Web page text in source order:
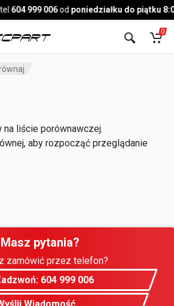
604 999 006od poniedziałku do piątku
0
liście porównawczej.
aby rozpocząć przeglądanie
Masz pytania?
zamówić przez telefon?
604 999 006
Wiadomość